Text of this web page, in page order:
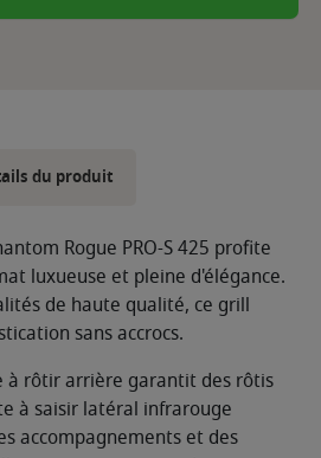
du produit
Rogue PRO-S 425 profite
luxueuse et pleine d'élégance.
de haute qualité, ce grill
sans accrocs.
à rôtir arrière garantit des rôtis
à saisir latéral infrarouge
accompagnements et des